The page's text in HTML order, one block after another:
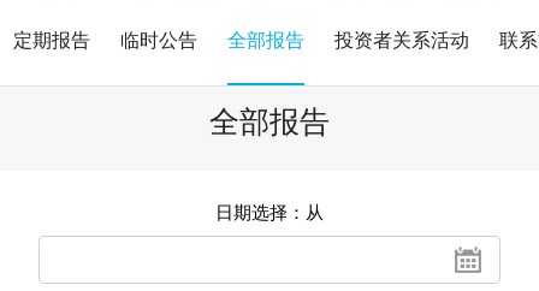
定期报告 临时公告 全部报告 投资者关系活动 联
全部报告
日期选择：从